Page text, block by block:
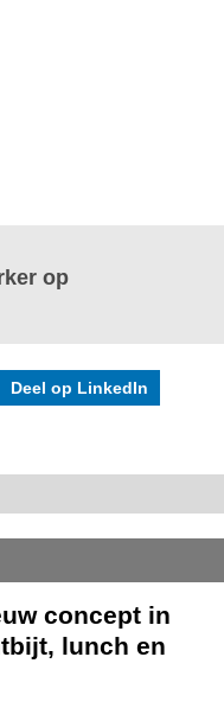
op
Deel op LinkedIn
concept in
lunch en